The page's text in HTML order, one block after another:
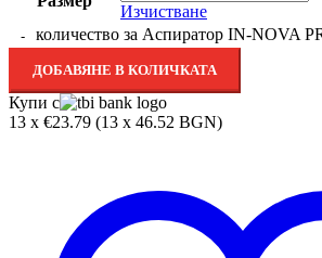
Изчистване
количество за Аспиратор IN-NOVA
ДОБАВЯНЕ В КОЛИЧКАТА
Купи с
13 x €23.79 (13 x 46.52 BGN)